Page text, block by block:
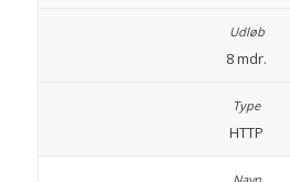
8 mdr.
HTTP